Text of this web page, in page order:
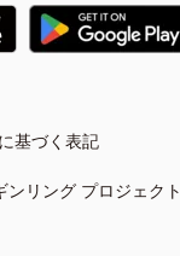
基づく表記
ンリング プロジェクト